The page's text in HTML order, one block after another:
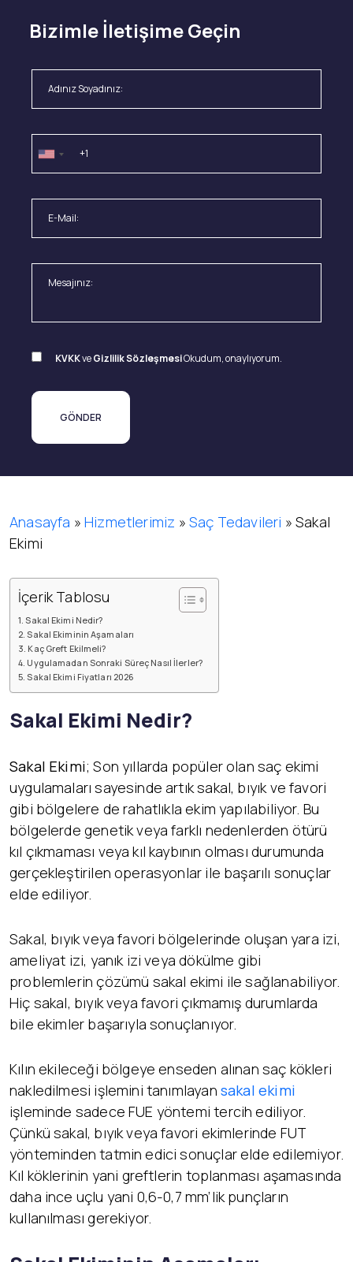
Bizimle İletişime Geçin
KVKKveGizlilik SözleşmesiOkudum, onaylıyorum.
Anasayfa » Hizmetlerimiz » Saç Tedavileri » Sakal
Ekimi
İçerik Tablosu
Sakal Ekimi Nedir?
Sakal Ekiminin Aşamaları
Kaç Greft Ekilmeli?
Uygulamadan Sonraki Süreç Nasıl İlerler?
Sakal Ekimi Fiyatları 2026
Sakal Ekimi Nedir?
Sakal Ekimi; Son yıllarda popüler olan saç ekimi
uygulamaları sayesinde artık sakal, bıyık ve favori
gibi bölgelere de rahatlıkla ekim yapılabiliyor. Bu
bölgelerde genetik veya farklı nedenlerden ötürü
kıl çıkmaması veya kıl kaybının olması durumunda
gerçekleştirilen operasyonlar ile başarılı sonuçlar
elde ediliyor.
Sakal, bıyık veya favori bölgelerinde oluşan yara izi,
ameliyat izi, yanık izi veya dökülme gibi
problemlerin çözümü sakal ekimi ile sağlanabiliyor.
Hiç sakal, bıyık veya favori çıkmamış durumlarda
bile ekimler başarıyla sonuçlanıyor.
Kılın ekileceği bölgeye enseden alınan saç kökleri
nakledilmesi işlemini tanımlayan sakal ekimi
işleminde sadece FUE yöntemi tercih ediliyor.
Çünkü sakal, bıyık veya favori ekimlerinde FUT
yönteminden tatmin edici sonuçlar elde edilemiyor.
Kıl köklerinin yani greftlerin toplanması aşamasında
daha ince uçlu yani 0,6-0,7 mm’lik punçların
kullanılması gerekiyor.